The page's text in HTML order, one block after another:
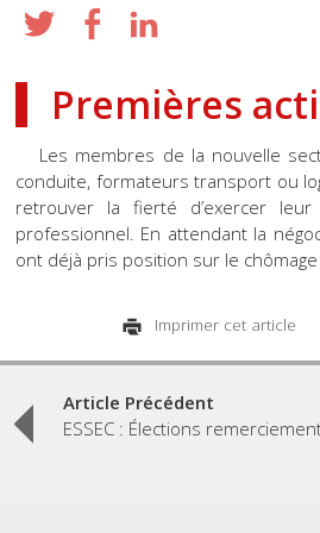
Premières
Les membres de la nouvelle
conduite, formateurs transport ou
retrouver la fierté d’exercer
professionnel. En attendant la
ont déjà pris position sur le
Imprimer cet article
PostArticle Précédent
ESSEC : Élections